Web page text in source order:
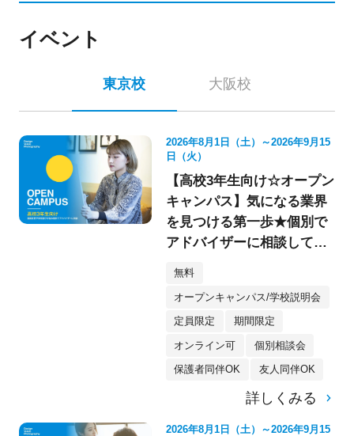
イベント
東京校 大阪校
2026年8月1日（土）～2026年9月15
日（火）
【高校3年生向け☆オープン
キャンパス】気になる業界
を見つける第一歩★個別で
アドバイザーに相談してみ
無料
オープンキャンパス/学校説明会
定員限定 期間限定
オンライン可 個別相談会
保護者同伴OK 友人同伴OK
詳しくみる
2026年8月1日（土）～2026年9月15